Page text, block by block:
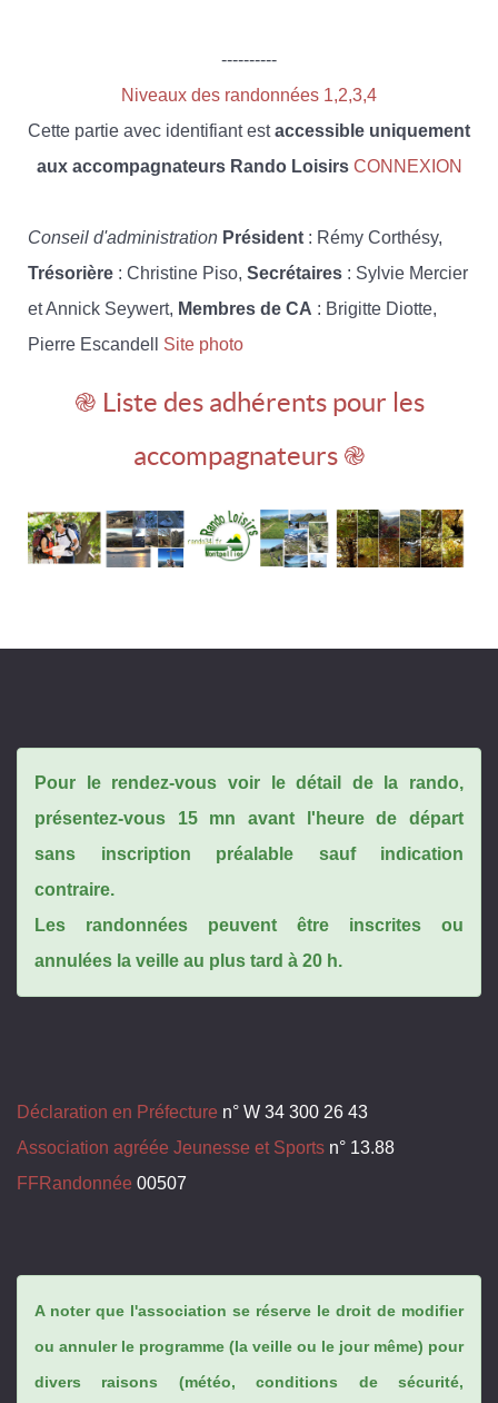
----------
Niveaux des randonnées 1,2,3,4
Cette partie avec identifiant estaccessible uniquement
aux accompagnateurs Rando Loisirs CONNEXION
Conseil d'administration Président : Rémy Corthésy,
Trésorière : Christine Piso, Secrétaires : Sylvie Mercier
et Annick Seywert, Membres de CA : Brigitte Diotte,
Pierre Escandell Site photo
֎ Liste des adhérents pour les
accompagnateurs ֎
Pour le rendez-vous voir le détail de la rando,
présentez-vous 15 mn avant l'heure de départ
sans inscription préalable sauf indication
contraire.
Les randonnées peuvent être inscrites ou
annulées la veille au plus tard à 20 h.
Déclaration en Préfecture n° W 34 300 26 43
Association agréée Jeunesse et Sports n° 13.88
FFRandonnée 00507
A noter que l'association se réserve le droit de modifier
ou annuler le programme (la veille ou le jour même) pour
divers raisons (météo, conditions de sécurité,